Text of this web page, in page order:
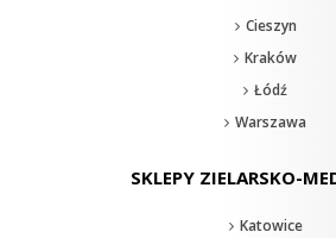
Cieszyn
Kraków
Łódź
Warszawa
SKLEPY ZIELARSKO-
Katowice